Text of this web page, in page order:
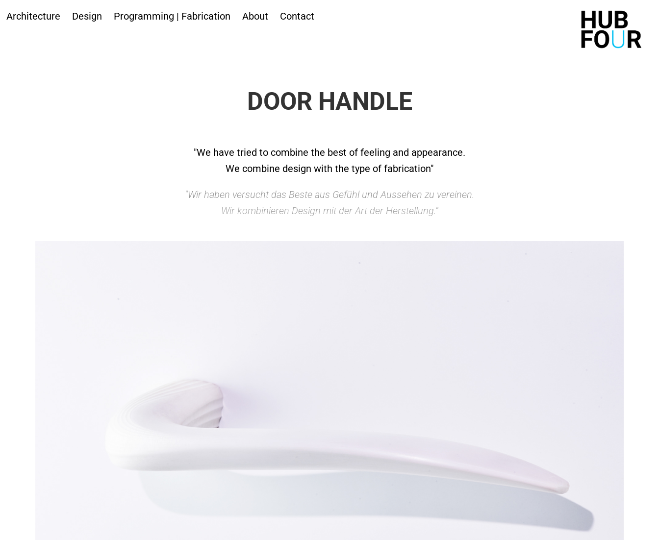
Architecture Design Programming | Fabrication About Contact
DOOR HANDLE
"We have tried to combine the best of feeling and appearance.
We combine design with the type of fabrication"
"Wir haben versucht das Beste aus Gefühl und Aussehen zu vereinen.
Wir kombinieren Design mit der Art der Herstellung."